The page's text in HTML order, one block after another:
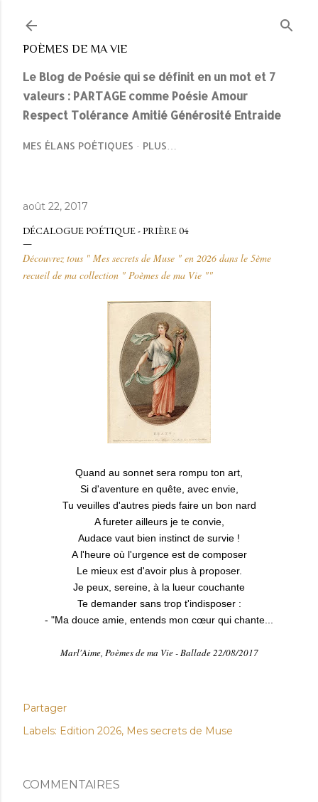
POÈMES DE MA VIE
Le Blog de Poésie qui se définit en un mot et 7
valeurs : PARTAGE comme Poésie Amour
Respect Tolérance Amitié Générosité Entraide
MES ÉLANS POÉTIQUES PLUS…
août 22, 2017
DÉCALOGUE POÉTIQUE - PRIÈRE 04
Découvrez tous " Mes secrets de Muse " en 2026 dans le 5ème
recueil de ma collection " Poèmes de ma Vie ""
Quand au sonnet sera rompu ton art,
Si d'aventure en quête, avec envie,
Tu veuilles d'autres pieds faire un bon nard
A fureter ailleurs je te convie,
Audace vaut bien instinct de survie !
A l'heure où l'urgence est de composer
Le mieux est d'avoir plus à proposer.
Je peux, sereine, à la lueur couchante
Te demander sans trop t'indisposer :
- "Ma douce amie, entends mon cœur qui chante...
Marl'Aime, Poèmes de ma Vie - Ballade 22/08/2017
Partager
Labels: Edition 2026 Mes secrets de Muse
COMMENTAIRES